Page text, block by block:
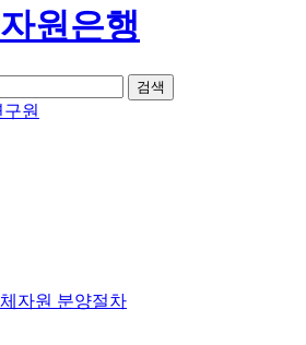
원은행
원
자원 분양절차